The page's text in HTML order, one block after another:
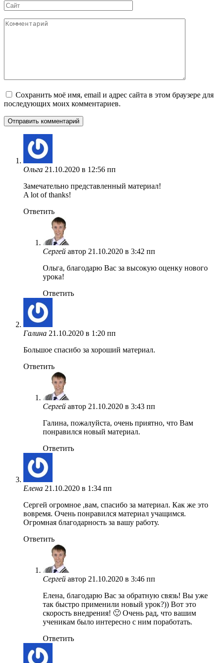
Сайт
Комментарий
Сохранить моё имя, email и адрес сайта в этом браузере для
последующих моих комментариев.
Ольга 21.10.2020 в 12:56 пп
Замечательно представленный материал!
A lot of thanks!
Ответить
Сергей автор 21.10.2020 в 3:42 пп
Ольга, благодарю Вас за высокую оценку нового
урока!
Ответить
Галина 21.10.2020 в 1:20 пп
Большое спасибо за хороший материал.
Ответить
Сергей автор 21.10.2020 в 3:43 пп
Галина, пожалуйста, очень приятно, что Вам
понравился новый материал.
Ответить
Елена 21.10.2020 в 1:34 пп
Сергей огромное ,вам, спасибо за материал. Как же это
вовремя. Очень понравился материал учащимся.
Огромная благодарность за вашу работу.
Ответить
Сергей автор 21.10.2020 в 3:46 пп
Елена, благодарю Вас за обратную связь! Вы уже
так быстро применили новый урок?)) Вот это
скорость внедрения! 🙂 Очень рад, что вашим
ученикам было интересно с ним поработать.
Ответить